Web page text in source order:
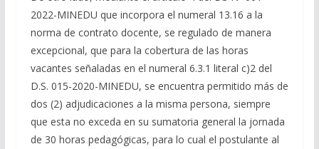
2022-MINEDU que incorpora el numeral 13.16 a la
norma de contrato docente, se regulado de manera
excepcional, que para la cobertura de las horas
vacantes señaladas en el numeral 6.3.1 literal c)2 del
D.S. 015-2020-MINEDU, se encuentra permitido más de
dos (2) adjudicaciones a la misma persona, siempre
que esta no exceda en su sumatoria general la jornada
de 30 horas pedagógicas, para lo cual el postulante al